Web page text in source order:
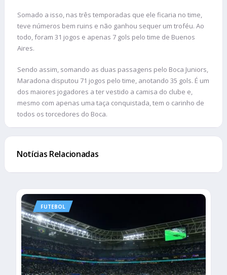
Somado a isso, nas três temporadas que ele ficaria no time,
teve números bem ruins e não ganhou sequer um troféu. Ao
todo, foram 31 jogos e apenas 7 gols pelo time de Buenos
Aires.
Sendo assim, somando as duas passagens pelo Boca Juniors,
Maradona disputou 71 jogos pelo time, anotando 35 gols. É um
dos maiores jogadores a ter vestido a camisa do clube e,
mesmo com apenas uma taça conquistada, tem o carinho de
todos os torcedores do Boca.
Notícias Relacionadas
FUTEBOL